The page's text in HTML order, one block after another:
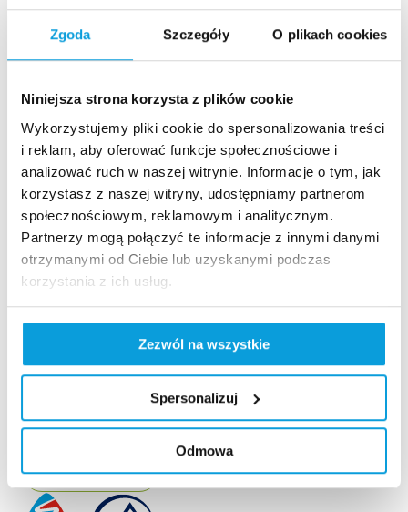
Zgoda Szczegóły O plikach cookies
Niniejsza strona korzysta z plików cookie
Wykorzystujemy pliki cookie do spersonalizowania treści
i reklam, aby oferować funkcje społecznościowe i
analizować ruch w naszej witrynie. Informacje o tym, jak
korzystasz z naszej witryny, udostępniamy partnerom
społecznościowym, reklamowym i analitycznym.
Partnerzy mogą połączyć te informacje z innymi danymi
otrzymanymi od Ciebie lub uzyskanymi podczas
korzystania z ich usług.
Zezwól na wszystkie
Spersonalizuj
Odmowa
Szybki dostęp​
Strona główna
Kamery live
Aktualności
Szukaj na stronie
Nasze standardy
Rodo
Polityka prywatności
Polityka jakości
Standardy Ochronny Małoletnich
Sygnalista – Grupa PKL
Regulaminy
Masz pytanie?
Odpowiedź otrzymasz na podany w formularzu adres
Napisz do nas